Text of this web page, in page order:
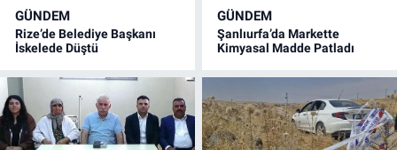
GÜNDEM
Rize’de Belediye Başkanı
İskelede Düştü
GÜNDEM
Şanlıurfa’da Markette
Kimyasal Madde Patladı